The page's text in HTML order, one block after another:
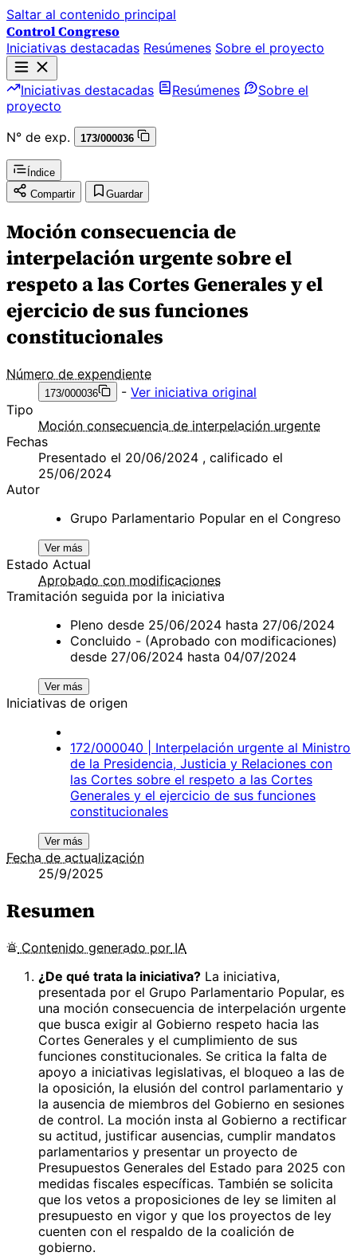
Saltar al contenido principal
Control Congreso
Iniciativas destacadas Resúmenes Sobre el proyecto
Iniciativas destacadas Resúmenes
Sobre el
proyecto
N° de exp.
173/000036
Índice
Compartir
Guardar
Moción consecuencia de
interpelación urgente sobre el
respeto a las Cortes Generales y el
ejercicio de sus funciones
constitucionales
Número de expendiente
173/000036 - Ver iniciativa original
Tipo
Moción consecuencia de interpelación urgente
Fechas
Presentado el 20/06/2024 , calificado el
25/06/2024
Autor
Grupo Parlamentario Popular en el Congreso
Ver más
Estado Actual
Aprobado con modificaciones
Tramitación seguida por la iniciativa
Pleno desde 25/06/2024 hasta 27/06/2024
Concluido - (Aprobado con modificaciones)
desde 27/06/2024 hasta 04/07/2024
Ver más
Iniciativas de origen
172/000040 | Interpelación urgente al Ministro
de la Presidencia, Justicia y Relaciones con
las Cortes sobre el respeto a las Cortes
Generales y el ejercicio de sus funciones
constitucionales
Ver más
Fecha de actualización
25/9/2025
Resumen
Contenido generado por IA
¿De qué trata la iniciativa? La iniciativa,
presentada por el Grupo Parlamentario Popular, es
una moción consecuencia de interpelación urgente
que busca exigir al Gobierno respeto hacia las
Cortes Generales y el cumplimiento de sus
funciones constitucionales. Se critica la falta de
apoyo a iniciativas legislativas, el bloqueo a las de
la oposición, la elusión del control parlamentario y
la ausencia de miembros del Gobierno en sesiones
de control. La moción insta al Gobierno a rectificar
su actitud, justificar ausencias, cumplir mandatos
parlamentarios y presentar un proyecto de
Presupuestos Generales del Estado para 2025 con
medidas fiscales específicas. También se solicita
que los vetos a proposiciones de ley se limiten al
presupuesto en vigor y que los proyectos de ley
cuenten con el respaldo de la coalición de
gobierno.